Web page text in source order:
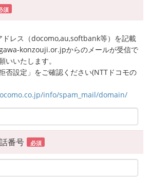
須
ドレス（docomo,au,softbank等）を記載
konzouji.or.jpからのメールが受信で
いいたします。
否設定」をご確認ください(NTTドコモの
info/spam_mail/domain/
番号 必須